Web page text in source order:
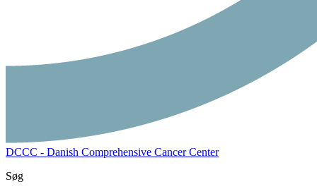
DCCC - Danish Comprehensive Cancer Center
Søg